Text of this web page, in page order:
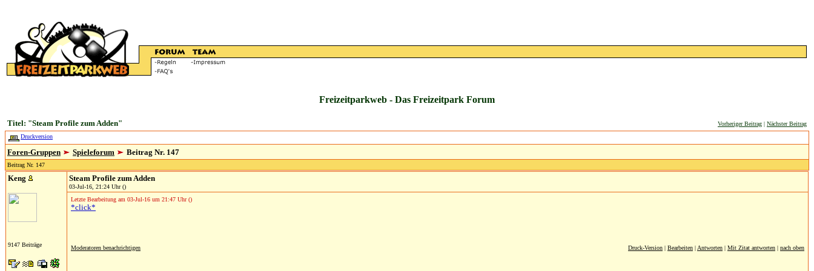
Freizeitparkweb - Das Freizeitpark Forum
Titel: "Steam Profile zum Adden" Vorheriger Beitrag | Nächster Beitrag
Druckversion
Foren-Gruppen Spieleforum Beitrag Nr. 147
Beitrag Nr. 147
Keng
9147 Beiträge
Steam Profile zum Adden
03-Jul-16, 21:24 Uhr ()
Letzte Bearbeitung am 03-Jul-16 um 21:47 Uhr ()
*click*
Moderatoren benachrichtigen Druck-Version | Bearbeiten | Antworten | Mit Zitat antworten | nach oben